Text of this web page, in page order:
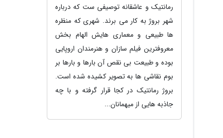
رمانتیک و عاشقانه توصیفی ست که درباره
شهر بروژ به کار می برند. شهری که منظره
ها طبیعی و معماری هایش الهام بخش
معروفترین فیلم سازان و هنرمندان اروپایی
بوده و طبیعت بی نقص آن بارها و بارها بر
بوم نقاشی ها به تصویر کشیده شده است.
بروژ رمانتیک در کجا قرار گرفته و با چه
جاذبه هایی از میهمانان...